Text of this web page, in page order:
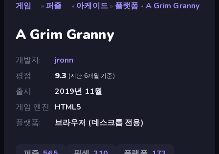
게임 » 퍼즐 » 아케이드 » 플랫폼 » A Grim Granny
A Grim Granny
개발자
jronn
평점
9.3 (지난 6개월 기준)
출시
2019년 11월
게임 엔진
HTML5
플랫폼
브라우저 (데스크톱 전용)